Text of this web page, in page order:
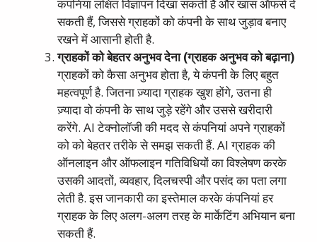
कंपनियां लक्षित विज्ञापन दिखा सकती हैं और खास ऑफर्स दे
सकती हैं, जिससे ग्राहकों को कंपनी के साथ जुड़ाव बनाए
रखने में आसानी होती है.
ग्राहकों को बेहतर अनुभव देना (ग्राहक अनुभव को बढ़ाना)
ग्राहकों को कैसा अनुभव होता है, ये कंपनी के लिए बहुत
महत्वपूर्ण है. जितना ज़्यादा ग्राहक खुश होंगे, उतना ही
ज़्यादा वो कंपनी के साथ जुड़े रहेंगे और उससे खरीदारी
करेंगे. AI टेक्नोलॉजी की मदद से कंपनियां अपने ग्राहकों
को को बेहतर तरीके से समझ सकती हैं. AI ग्राहक की
ऑनलाइन और ऑफलाइन गतिविधियों का विश्लेषण करके
उसकी आदतों, व्यवहार, दिलचस्पी और पसंद का पता लगा
लेती है. इस जानकारी का इस्तेमाल करके कंपनियां हर
ग्राहक के लिए अलग-अलग तरह के मार्केटिंग अभियान बना
सकती हैं.